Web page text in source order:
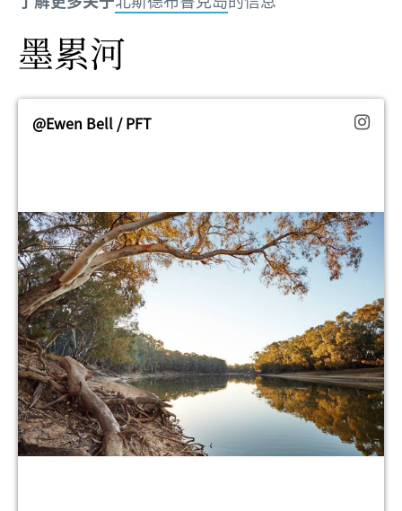
墨累河
@Ewen Bell / PFT